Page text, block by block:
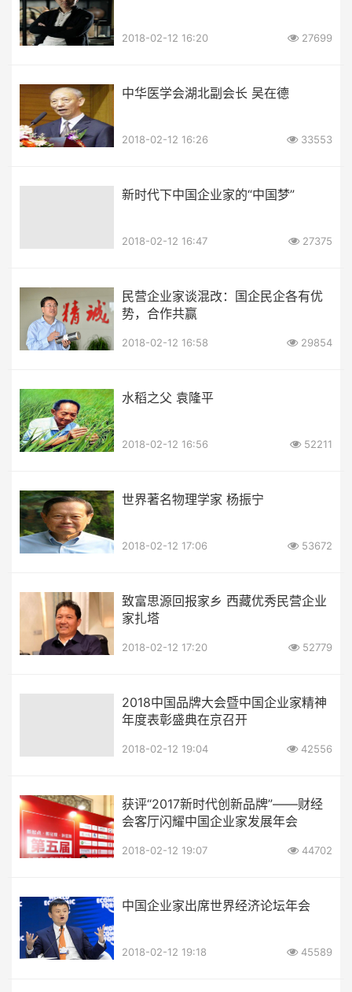
2018-02-12 16:20 27699
中华医学会湖北副会长 吴在德
2018-02-12 16:26 33553
新时代下中国企业家的“中国梦”
2018-02-12 16:47 27375
民营企业家谈混改：国企民企各有优
势，合作共赢
2018-02-12 16:58 29854
水稻之父 袁隆平
2018-02-12 16:56 52211
世界著名物理学家 杨振宁
2018-02-12 17:06 53672
致富思源回报家乡 西藏优秀民营企业
家扎塔
2018-02-12 17:20 52779
2018中国品牌大会暨中国企业家精神
年度表彰盛典在京召开
2018-02-12 19:04 42556
获评“2017新时代创新品牌”——财经
会客厅闪耀中国企业家发展年会
2018-02-12 19:07 44702
中国企业家出席世界经济论坛年会
2018-02-12 19:18 45589